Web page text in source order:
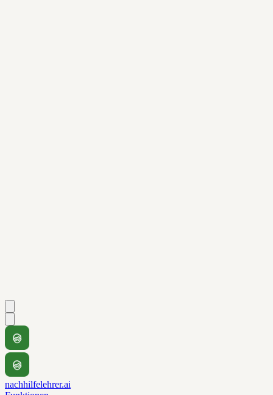
nachhilfelehrer.ai